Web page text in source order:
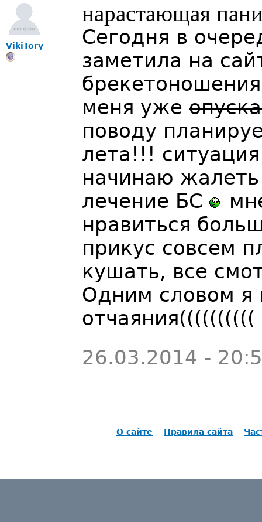
VikiTory
нарастающая
Сегодня в
заметила на
меня уже
поводу
лета!!!
начинаю
лечение БС
нравиться
прикус совсем
кушать, все
Одним словом я
отчаяния((((((((((
26.03.2014 -
О сайте Правила сайта